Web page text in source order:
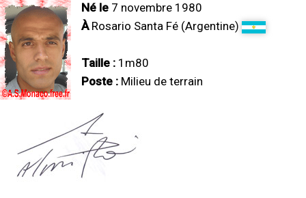
Né le 7 novembre 1980
ÀRosario Santa Fé (Argentine)
Taille : 1m80
Poste : Milieu de terrain